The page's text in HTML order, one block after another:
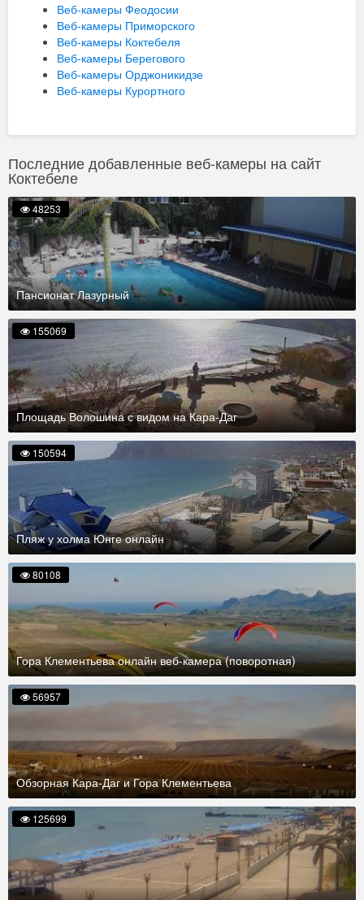
Веб-камеры Феодосии
Веб-камеры Приморского
Веб-камеры Коктебеля
Веб-камеры Берегового
Веб-камеры Орджоникидзе
Веб-камеры Курортного
Последние добавленные веб-камеры на сайт
Коктебеле
Пансионат Лазурный
48253
Площадь Волошина с видом на Кара-Даг
155069
Пляж у холма Юнге онлайн
150594
Гора Клементьева онлайн веб-камера (поворотная)
80108
Обзорная Кара-Даг и Гора Клементьева
56957
125699